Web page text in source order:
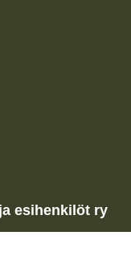
esihenkilöt ry